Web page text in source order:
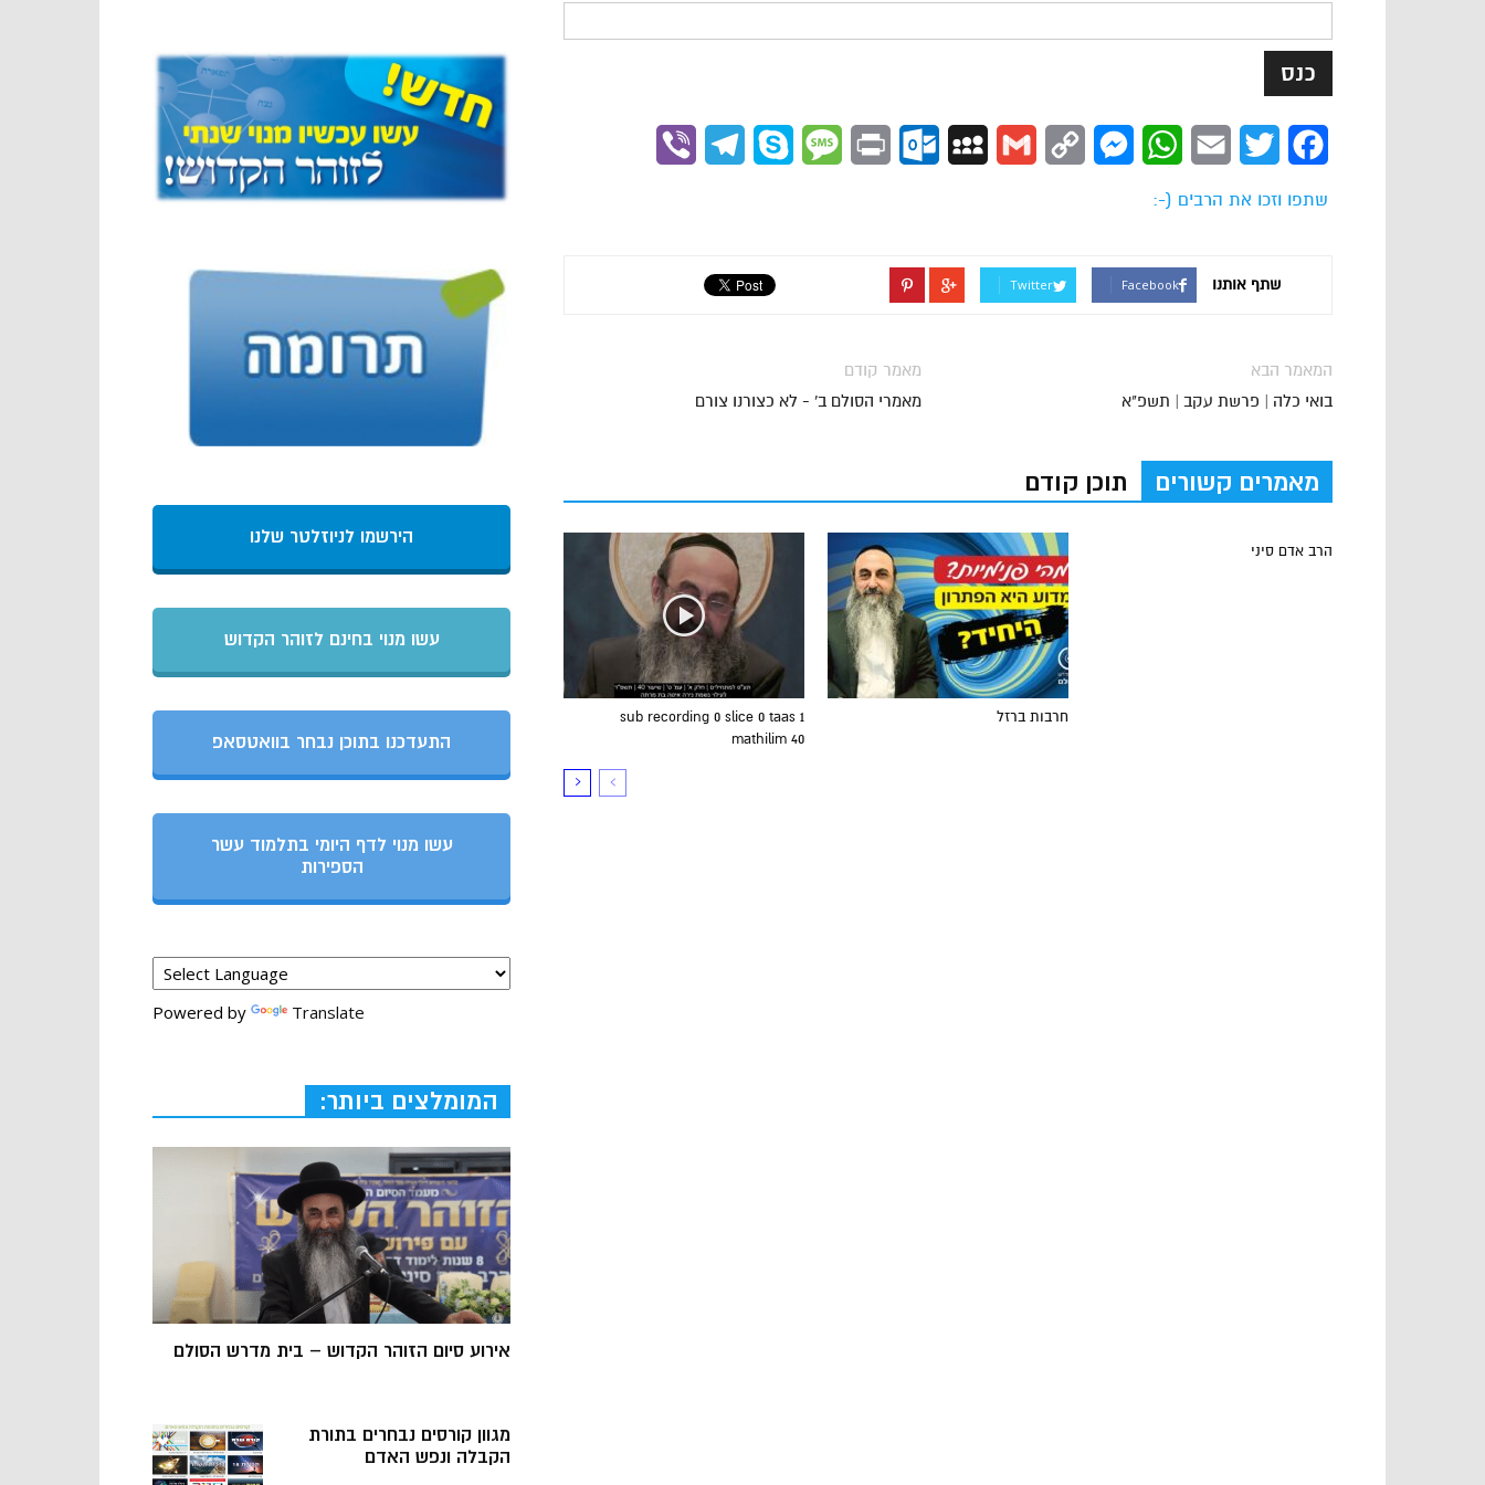
Facebook
Twitter
Email
WhatsApp
Messenger
Copy
Gmail
MySpace
Outlook.com
Print
Message
Skype
Telegram
שתפו וזכו את הרבים (-:
שתף אותנו Facebook
Twitter
מאמר קודם
מאמרי הסולם ב' - לא כצורנו צורם
המאמר הבא
בואי כלה | פרשת עקב | תשפ"א
מאמרים קשורים תוכן קודם
sub recording 0 slice 0 taas 1
mathilim 40
חרבות ברזל
הרב אדם סיני
הירשמו לניוזלטר שלנו
עשו מנוי בחינם לזוהר הקדוש
התעדכנו בתוכן נבחר בוואטסאפ
עשו מנוי לדף היומי בתלמוד עשר
הספירות
Powered by Translate
המומלצים ביותר:
אירוע סיום הזוהר הקדוש – בית מדרש הסולם
מגוון קורסים נבחרים בתורת
הקבלה ונפש האדם